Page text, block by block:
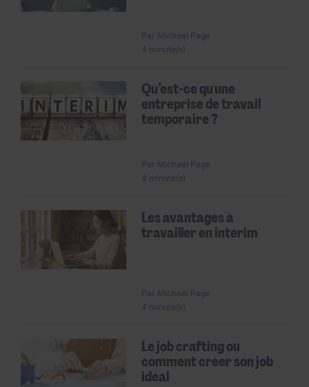
Par Michael Page
4 minute(s)
Qu’est-ce qu'une
entreprise de travail
temporaire ?
Par Michael Page
4 minute(s)
Les avantages à
travailler en intérim
Par Michael Page
4 minute(s)
Le job crafting ou
comment créer son job
idéal